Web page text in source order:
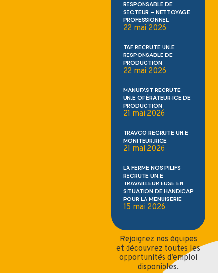
RESPONSABLE DE
SECTEUR – NETTOYAGE
PROFESSIONNEL
22 mai 2026
TAF RECRUTE UN.E
RESPONSABLE DE
PRODUCTION
22 mai 2026
MANUFAST RECRUTE
UN.E OPÉRATEUR·ICE DE
PRODUCTION
21 mai 2026
TRAVCO RECRUTE UN.E
MONITEUR.RICE
21 mai 2026
LA FERME NOS PILIFS
RECRUTE UN.E
TRAVAILLEUR.EUSE EN
SITUATION DE HANDICAP
POUR LA MENUISERIE
15 mai 2026
Rejoignez nos équipes
et découvrez toutes les
opportunités d’emploi
disponibles.